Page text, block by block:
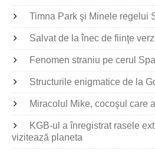
Timna Park şi Minele regelui
Salvat de la înec de fiinţe
Fenomen straniu pe cerul
Structurile enigmatice de la
Miracolul Mike, cocoşul care
KGB-ul a înregistrat rasele
vizitează planeta